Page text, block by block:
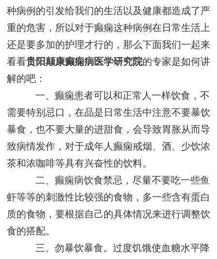
种病例的引发给我们的生活以及健康都造成了严
重的危害，所以对于癫痫这种病例在日常生活上
还是要多加的护理才行的，那么下面我们一起来
看看贵阳颠康癫痫病医学研究院的专家是如何讲
解的吧：
一、癫痫患者可以和正常人一样饮食，不
需要特别忌口，在品是日常生活中注意不要暴饮
暴食，也不要大量的进甜食，会导致胃胀从而导
致病情发作，对于成年人癫痫戒烟、酒、少饮浓
茶和浓咖啡等具有兴奋性的饮料。
二、癫痫病饮食禁忌，尽量不要吃一些鱼
虾等等的刺激性比较强的食物，多一些含有蛋白
质的食物，要根据自己的具体情况来进行调整饮
食的搭配。
三、勿暴饮暴食。过度饥饿使血糖水平降